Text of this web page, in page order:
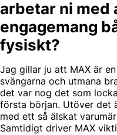
arbetar ni med
engagemang
fysiskt?
Jag gillar ju att MAX är
svängarna och utmana
det var nog det som
första början. Utöver det
med ett så älskat
Samtidigt driver MAX